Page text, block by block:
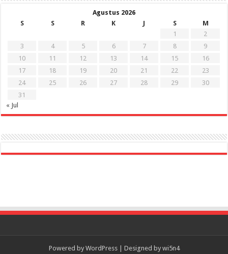
Agustus 2026
S
S R K J S
M
1
2
3
4 5 6 7 8
9
10
11 12 13 14 15
16
17
18 19 20 21 22
23
24
25 26 27 28 29
30
31
« Jul
Powered by WordPress| Designed by wi5n4